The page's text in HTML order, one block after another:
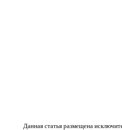
Данная статья размещена